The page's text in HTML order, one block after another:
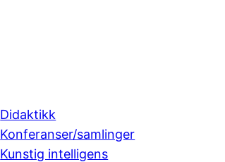
Didaktikk
Konferanser/samlinger
Kunstig intelligens